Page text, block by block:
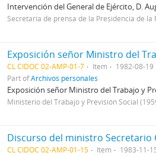
Intervención del General de Ejército, D.
Secretaría de prensa de la Presidencia de la
CL CIDOC 02-AMP-01-7 Item
1982-08-19
Part ofArchivos personales
Exposición señor Ministro del Trabajo y
Ministerio del Trabajo y Previsión Social
CL CIDOC 02-AMP-01-15 Item
1983-11-